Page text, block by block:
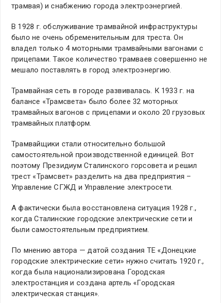
трамвая) и снабжению города электроэнергией.
В 1928 г. обслуживание трамвайной инфраструктуры
было не очень обременительным для треста. Он
владел только 4 моторными трамвайными вагонами с
прицепами. Такое количество трамваев совершенно не
мешало поставлять в город электроэнергию.
Трамвайная сеть в городе развивалась. К 1933 г. на
балансе «Трамсвета» было более 32 моторных
трамвайных вагонов с прицепами и около 20 грузовых
трамвайных платформ.
Трамвайщики стали относительно большой
самостоятельной производственной единицей. Вот
поэтому Президиум Сталинского горсовета и решил
трест «Трамсвет» разделить на два предприятия –
Управление СГЖД и Управление электросети.
А фактически была восстановлена ситуация 1928 г.,
когда Сталинские городские электрические сети и
были самостоятельным предприятием.
По мнению автора — датой создания ТЕ «Донецкие
городские электрические сети» нужно считать 1920 г.,
когда была национализирована Городская
электростанция и создана артель «Городская
электрическая станция».